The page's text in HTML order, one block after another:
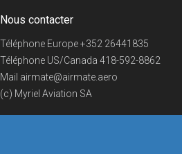
Nous contacter
Téléphone Europe+352 26441835
Téléphone US/Canada 418-592-8862
Mail airmate@airmate.aero
(c) Myriel Aviation SA